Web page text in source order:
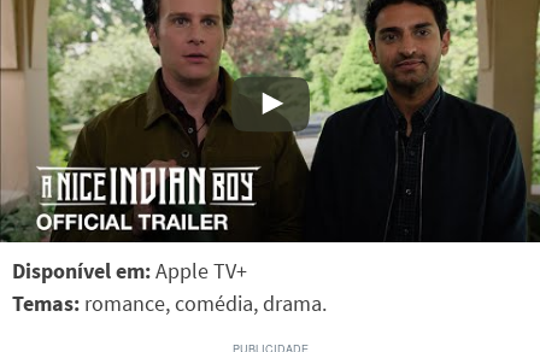
Disponível em:Apple TV+
Temas: romance, comédia, drama.